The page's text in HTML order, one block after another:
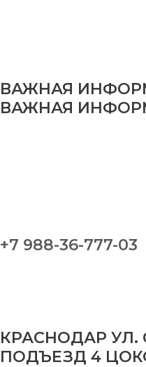
ВАЖНАЯ
ВАЖНАЯ
+7 988-36-777-03
КРАСНОДАР УЛ.
ПОДЪЕЗД 4